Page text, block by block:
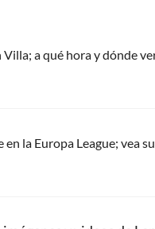
a qué hora y dónde
la Europa League; vea